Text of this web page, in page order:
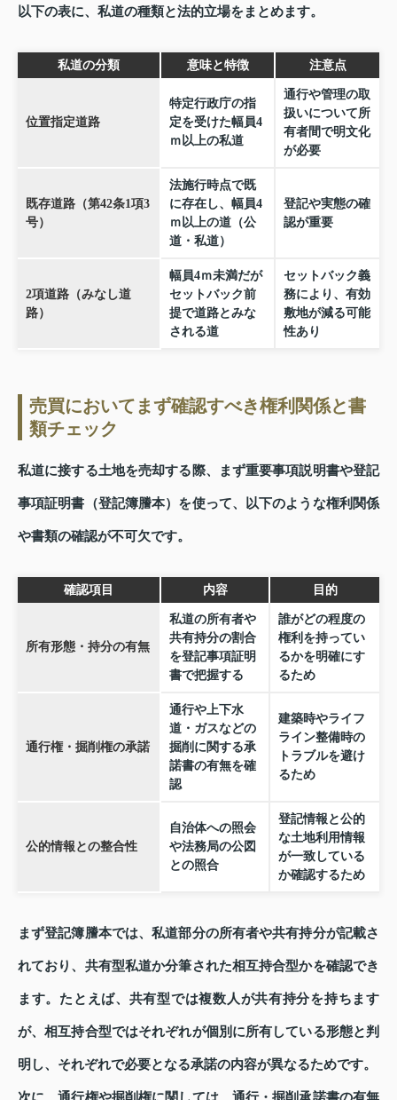
以下の表に、私道の種類と法的立場をまとめます。
私道の分類 意味と特徴 注意点
位置指定道路
特定行政庁の指
定を受けた幅員4
ｍ以上の私道
通行や管理の取
扱いについて所
有者間で明文化
が必要
既存道路（第42条1項3
号）
法施行時点で既
に存在し、幅員4
ｍ以上の道（公
道・私道）
登記や実態の確
認が重要
2項道路（みなし道
路）
幅員4ｍ未満だが
セットバック前
提で道路とみな
される道
セットバック義
務により、有効
敷地が減る可能
性あり
売買においてまず確認すべき権利関係と書
類チェック
私道に接する土地を売却する際、まず重要事項説明書や登記
事項証明書（登記簿謄本）を使って、以下のような権利関係
や書類の確認が不可欠です。
確認項目 内容 目的
所有形態・持分の有無
私道の所有者や
共有持分の割合
を登記事項証明
書で把握する
誰がどの程度の
権利を持ってい
るかを明確にす
るため
通行権・掘削権の承諾
通行や上下水
道・ガスなどの
掘削に関する承
諾書の有無を確
認
建築時やライフ
ライン整備時の
トラブルを避け
るため
公的情報との整合性
自治体への照会
や法務局の公図
との照合
登記情報と公的
な土地利用情報
が一致している
か確認するため
まず登記簿謄本では、私道部分の所有者や共有持分が記載さ
れており、共有型私道か分筆された相互持合型かを確認でき
ます。たとえば、共有型では複数人が共有持分を持ちます
が、相互持合型ではそれぞれが個別に所有している形態と判
明し、それぞれで必要となる承諾の内容が異なるためです。